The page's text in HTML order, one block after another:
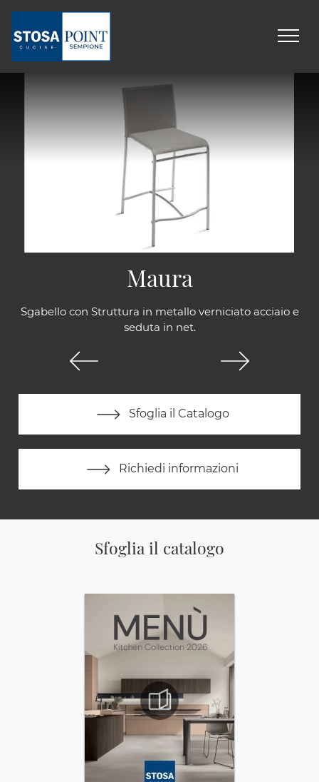
Sgabello con Struttura in metallo verniciato acciaio e
seduta in net.
Sfoglia il Catalogo
Richiedi informazioni
Maura
Sfoglia il catalogo